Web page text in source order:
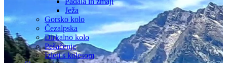
Ježa
Gorsko kolo
Čezalpska
Dirkalno kolo
Pešačenje
Izleti s kolesom